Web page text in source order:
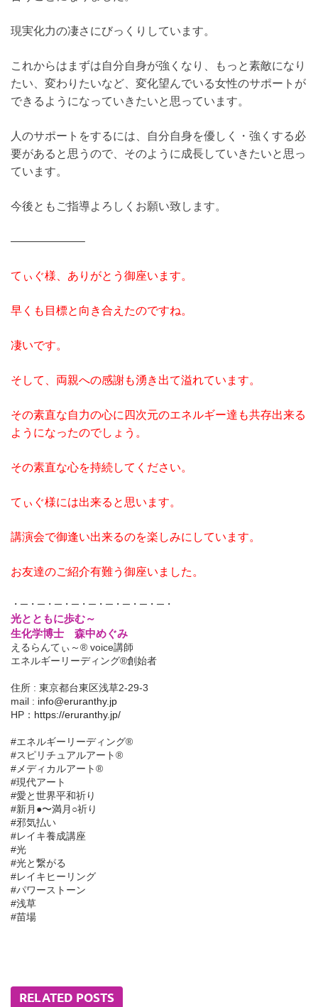
現実化力の凄さにびっくりしています。
これからはまずは自分自身が強くなり、もっと素敵になり
たい、変わりたいなど、変化望んでいる女性のサポートが
できるようになっていきたいと思っています。
人のサポートをするには、自分自身を優しく・強くする必
要があると思うので、そのように成長していきたいと思っ
ています。
今後ともご指導よろしくお願い致します。
——————–
てぃぐ様、ありがとう御座います。
早くも目標と向き合えたのですね。
凄いです。
そして、両親への感謝も湧き出て溢れています。
その素直な自力の心に四次元のエネルギー達も共存出来る
ようになったのでしょう。
その素直な心を持続してください。
てぃぐ様には出来ると思います。
講演会で御逢い出来るのを楽しみにしています。
お友達のご紹介有難う御座いました。
・─・─・─・─・─・─・─・─・─・
光とともに歩む～
生化学博士 森中めぐみ
えるらんてぃ～® voice講師
エネルギーリーディング®創始者
住所 : 東京都台東区浅草2-29-3
mail : info@eruranthy.jp
HP： https://eruranthy.jp/
#エネルギーリーディング®︎
#スピリチュアルアート®︎
#メディカルアート®︎
#現代アート
#愛と世界平和祈り
#新月●〜満月○祈り
#邪気払い
#レイキ養成講座
#光
#光と繋がる
#レイキヒーリング
#パワーストーン
#浅草
#苗場
RELATED POSTS